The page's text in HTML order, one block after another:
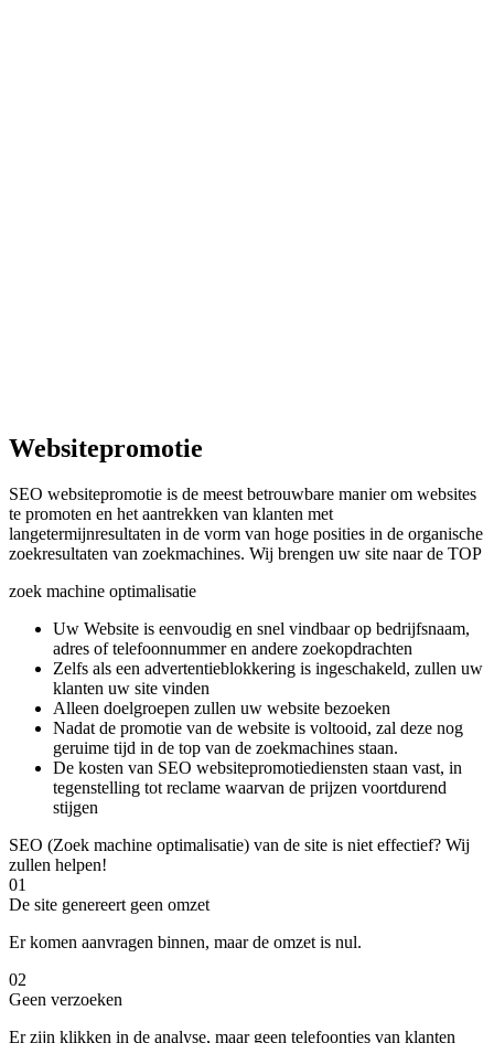
Websitepromotie
SEO websitepromotie is de meest betrouwbare manier om websites
te promoten en het aantrekken van klanten met
langetermijnresultaten in de vorm van hoge posities in de organische
zoekresultaten van zoekmachines. Wij brengen uw site naar de TOP
zoek machine optimalisatie
Uw Website is eenvoudig en snel vindbaar op bedrijfsnaam,
adres of telefoonnummer en andere zoekopdrachten
Zelfs als een advertentieblokkering is ingeschakeld, zullen uw
klanten uw site vinden
Alleen doelgroepen zullen uw website bezoeken
Nadat de promotie van de website is voltooid, zal deze nog
geruime tijd in de top van de zoekmachines staan.
De kosten van SEO websitepromotiediensten staan ​​vast, in
tegenstelling tot reclame waarvan de prijzen voortdurend
stijgen
SEO (Zoek machine optimalisatie) van de site is niet effectief? Wij
zullen helpen!
01
De site genereert geen omzet
Er komen aanvragen binnen, maar de omzet is nul.
02
Geen verzoeken
Er zijn klikken in de analyse, maar geen telefoontjes van klanten